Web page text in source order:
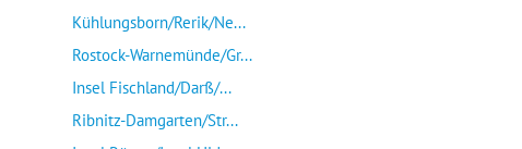
Kühlungsborn/Rerik/Ne...
Rostock-Warnemünde/Gr...
Insel Fischland/Darß/...
Ribnitz-Damgarten/Str...